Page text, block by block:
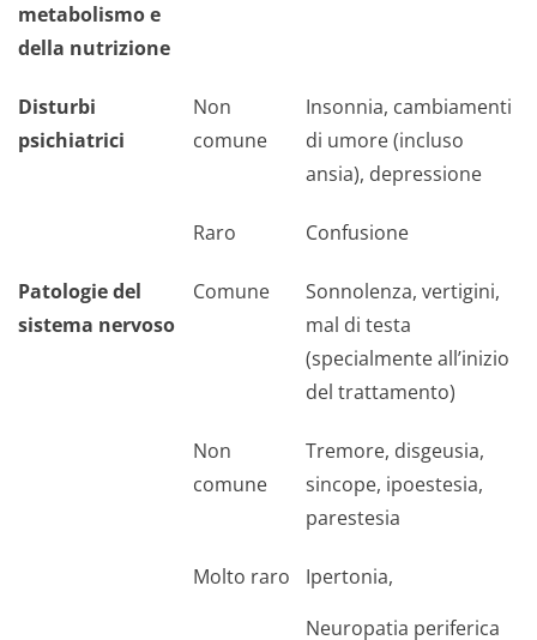
metabolismo e
della nutrizione
Disturbi
psichiatrici
Non
comune
Insonnia, cambiamenti
di umore (incluso
ansia), depressione
Raro Confusione
Patologie del
sistema nervoso
Comune
Sonnolenza, vertigini,
mal di testa
(specialmente all’inizio
del trattamento)
Non
comune
Tremore, disgeusia,
sincope, ipoestesia,
parestesia
Molto raro
Ipertonia,
Neuropatia periferica